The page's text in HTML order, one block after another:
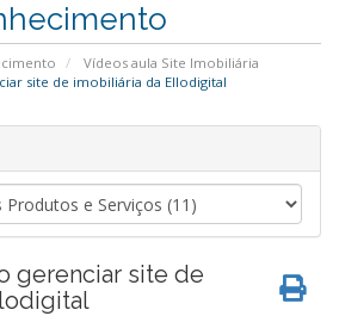
Vídeos aula Site Imobiliária
site de imobiliária da Ellodigital
gerenciar site de